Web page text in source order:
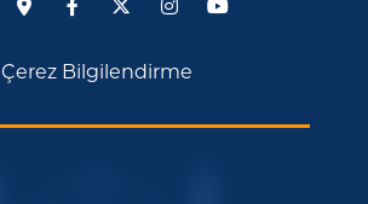
Çerez Bilgilendirme